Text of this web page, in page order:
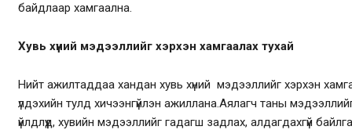
байдлаар хамгаална.
Хувь хүний мэдээллийг хэрхэн хамгаалах тухай
Нийт ажилтаддаа хандан хувь хүний мэдээллийг хэрхэн
үлдэхийн тулд хичээнгүйлэн ажиллана.Аялагч таны
үйлдлүүд, хувийн мэдээллийг гадагш задлах, алдагдахгүй